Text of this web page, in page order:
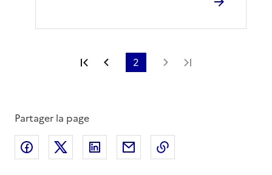
Première page
Page précédente
2 Page suivante
Partager la page
Partager sur Facebook
Partager sur XPartager sur LinkedIn
Partager par email